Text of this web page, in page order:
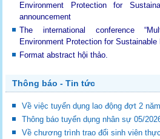
Environment Protection for
announcement
The international conference
Environment Protection for Sustainable
Format abstract hội thảo.
Thông báo - Tin tức
Về việc tuyển dụng lao động đợt 2
Thông báo tuyển dụng nhân sự 05/
Về chương trình trao đổi sinh viên